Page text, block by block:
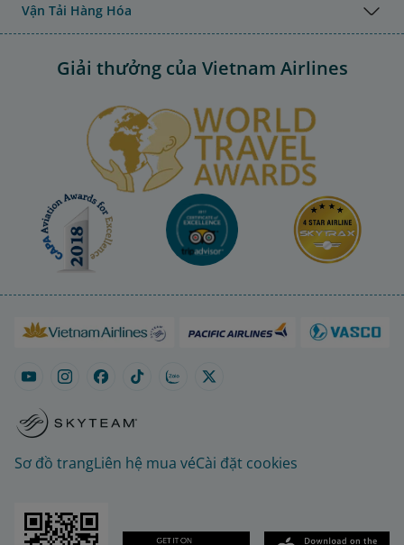
Vận Tải Hàng Hóa
Giải thưởng của Vietnam Airlines
Sơ đồ trangLiên hệ mua véCài đặt cookies